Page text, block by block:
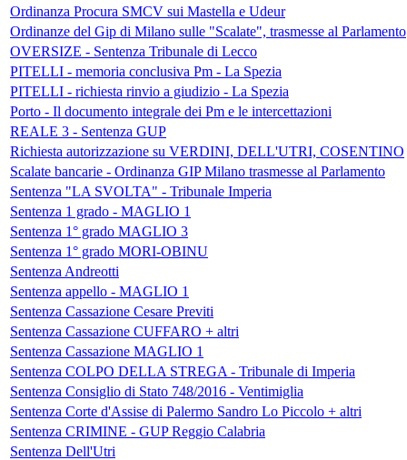
Ordinanza Procura SMCV sui Mastella e Udeur
Ordinanze del Gip di Milano sulle "Scalate", trasmesse al Parlamento
OVERSIZE - Sentenza Tribunale di Lecco
PITELLI - memoria conclusiva Pm - La Spezia
PITELLI - richiesta rinvio a giudizio - La Spezia
Porto - Il documento integrale dei Pm e le intercettazioni
REALE 3 - Sentenza GUP
Richiesta autorizzazione su VERDINI, DELL'UTRI, COSENTINO
Scalate bancarie - Ordinanza GIP Milano trasmesse al Parlamento
Sentenza "LA SVOLTA" - Tribunale Imperia
Sentenza 1 grado - MAGLIO 1
Sentenza 1° grado MAGLIO 3
Sentenza 1° grado MORI-OBINU
Sentenza Andreotti
Sentenza appello - MAGLIO 1
Sentenza Cassazione Cesare Previti
Sentenza Cassazione CUFFARO + altri
Sentenza Cassazione MAGLIO 1
Sentenza COLPO DELLA STREGA - Tribunale di Imperia
Sentenza Consiglio di Stato 748/2016 - Ventimiglia
Sentenza Corte d'Assise di Palermo Sandro Lo Piccolo + altri
Sentenza CRIMINE - GUP Reggio Calabria
Sentenza Dell'Utri